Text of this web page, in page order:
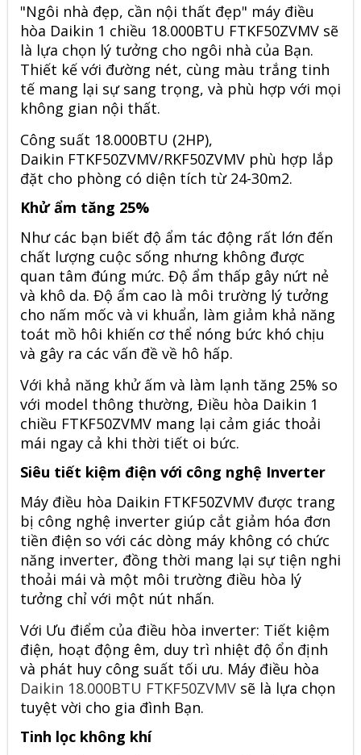
"Ngôi nhà đẹp, cần nội thất đẹp" máy điều
hòa Daikin 1 chiều 18.000BTU FTKF50ZVMV sẽ
là lựa chọn lý tưởng cho ngôi nhà của Bạn.
Thiết kế với đường nét, cùng màu trắng tinh
tế mang lại sự sang trọng, và phù hợp với mọi
không gian nội thất.
Công suất 18.000BTU (2HP),
Daikin FTKF50ZVMV/RKF50ZVMV phù hợp lắp
đặt cho phòng có diện tích từ 24-30m2.
Khử ẩm tăng 25%
Như các bạn biết độ ẩm tác động rất lớn đến
chất lượng cuộc sống nhưng không được
quan tâm đúng mức. Độ ẩm thấp gây nứt nẻ
và khô da. Độ ẩm cao là môi trường lý tưởng
cho nấm mốc và vi khuẩn, làm giảm khả năng
toát mồ hôi khiến cơ thể nóng bức khó chịu
và gây ra các vấn đề về hô hấp.
Với khả năng khử ấm và làm lạnh tăng 25% so
với model thông thường, Điều hòa Daikin 1
chiều FTKF50ZVMV mang lại cảm giác thoải
mái ngay cả khi thời tiết oi bức.
Siêu tiết kiệm điện với công nghệ Inverter
Máy điều hòa Daikin FTKF50ZVMV được trang
bị công nghệ inverter giúp cắt giảm hóa đơn
tiền điện so với các dòng máy không có chức
năng inverter, đồng thời mang lại sự tiện nghi
thoải mái và một môi trường điều hòa lý
tưởng chỉ với một nút nhấn.
Với Ưu điểm của điều hòa inverter: Tiết kiệm
điện, hoạt động êm, duy trì nhiệt độ ổn định
và phát huy công suất tối ưu. Máy điều hòa
Daikin 18.000BTU FTKF50ZVMV sẽ là lựa chọn
tuyệt vời cho gia đình Bạn.
Tinh lọc không khí